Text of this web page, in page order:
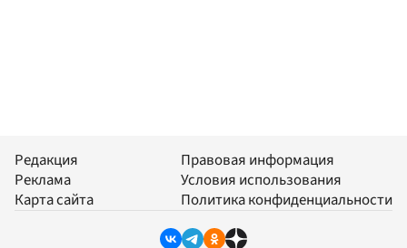
Редакция
Реклама
Карта сайта
Правовая информация
Условия использования
Политика конфиденциальности